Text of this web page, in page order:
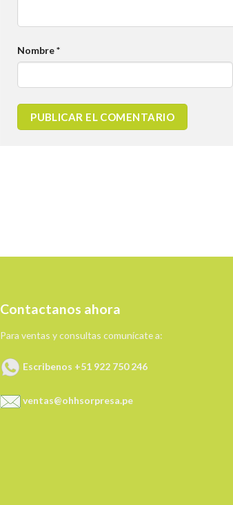
Nombre*
Contactanos ahora
Para ventas y consultas comunícate a:
Escribenos +51 922 750 246
ventas@ohhsorpresa.pe